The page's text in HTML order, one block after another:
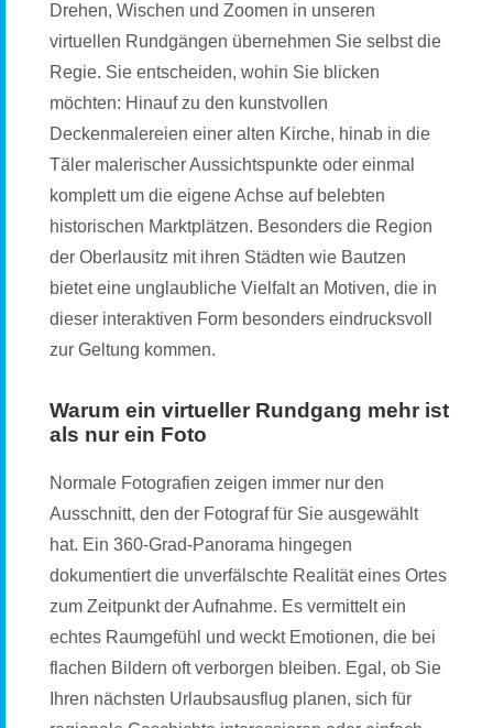
Drehen, Wischen und Zoomen in unseren
virtuellen Rundgängen übernehmen Sie selbst die
Regie. Sie entscheiden, wohin Sie blicken
möchten: Hinauf zu den kunstvollen
Deckenmalereien einer alten Kirche, hinab in die
Täler malerischer Aussichtspunkte oder einmal
komplett um die eigene Achse auf belebten
historischen Marktplätzen. Besonders die Region
der Oberlausitz mit ihren Städten wie Bautzen
bietet eine unglaubliche Vielfalt an Motiven, die in
dieser interaktiven Form besonders eindrucksvoll
zur Geltung kommen.
Warum ein virtueller Rundgang mehr ist
als nur ein Foto
Normale Fotografien zeigen immer nur den
Ausschnitt, den der Fotograf für Sie ausgewählt
hat. Ein 360-Grad-Panorama hingegen
dokumentiert die unverfälschte Realität eines Ortes
zum Zeitpunkt der Aufnahme. Es vermittelt ein
echtes Raumgefühl und weckt Emotionen, die bei
flachen Bildern oft verborgen bleiben. Egal, ob Sie
Ihren nächsten Urlaubsausflug planen, sich für